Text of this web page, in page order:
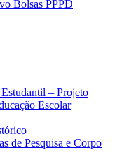
Bolsas PPPD
– Projeto
Escolar
de Pesquisa e Corpo